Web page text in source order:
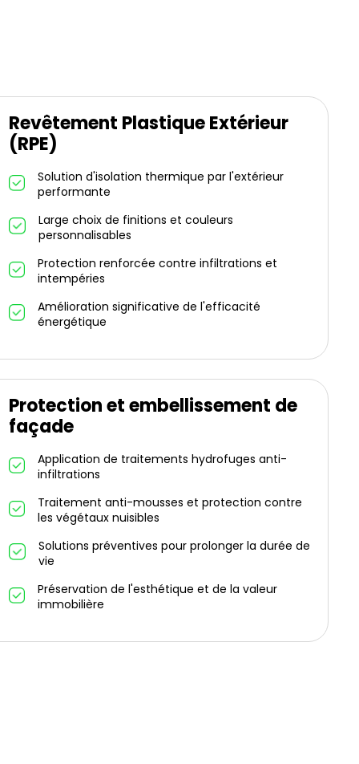
Revêtement Plastique Extérieur
(RPE)
Solution d'isolation thermique par l'extérieur
performante
Large choix de finitions et couleurs
personnalisables
Protection renforcée contre infiltrations et
intempéries
Amélioration significative de l'efficacité
énergétique
Protection et embellissement de
façade
Application de traitements hydrofuges anti-
infiltrations
Traitement anti-mousses et protection contre
les végétaux nuisibles
Solutions préventives pour prolonger la durée de
vie
Préservation de l'esthétique et de la valeur
immobilière